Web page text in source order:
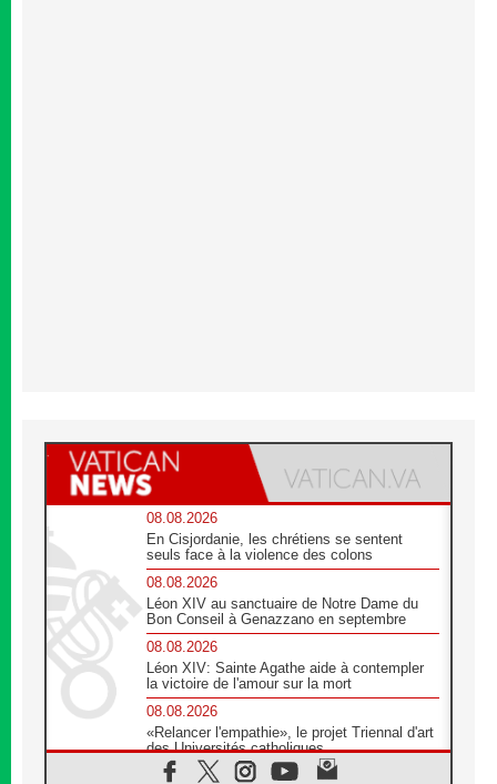
08.08.2026
En Cisjordanie, les chrétiens se sentent
seuls face à la violence des colons
08.08.2026
Léon XIV au sanctuaire de Notre Dame du
Bon Conseil à Genazzano en septembre
08.08.2026
Léon XIV: Sainte Agathe aide à contempler
la victoire de l'amour sur la mort
08.08.2026
«Relancer l'empathie», le projet Triennal d'art
des Universités catholiques
08.08.2026